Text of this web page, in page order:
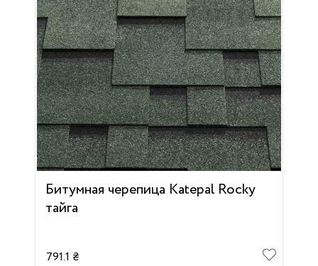
Битумная черепица Katepal Rocky
тайга
791.1 ₴